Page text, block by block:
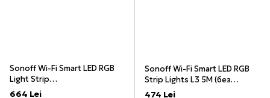
Sonoff Wi-Fi Smart LED RGB
Light Strip
Водонепроницаемая L2 2M
664 Lei
Sonoff Wi-Fi Smart LED RGB
Strip Lights L3 5M (без
адаптера переменного
474 Lei